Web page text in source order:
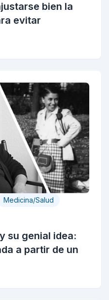
bien la
evitar
Medicina/Salud
su genial idea:
a partir de un